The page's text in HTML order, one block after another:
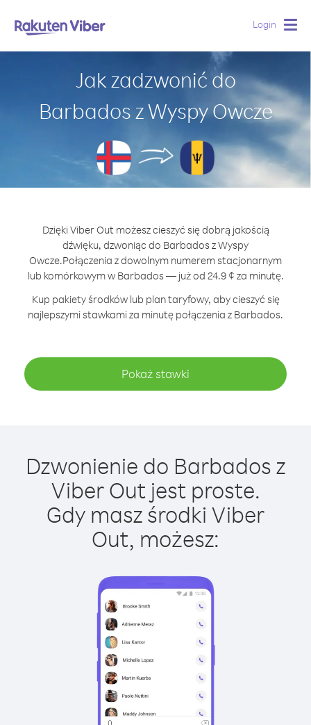
Login
Jak zadzwonić do
Barbados z Wyspy Owcze
Dzięki Viber Out możesz cieszyć się dobrą jakością
dźwięku, dzwoniąc do Barbados z Wyspy
Owcze.Połączenia z dowolnym numerem stacjonarnym
lub komórkowym w Barbados — już od 24.9 ¢ za minutę.
Kup pakiety środków lub plan taryfowy, aby cieszyć się
najlepszymi stawkami za minutę połączenia z Barbados.
Pokaż stawki
Dzwonienie do Barbados z
Viber Out jest proste.
Gdy masz środki Viber
Out, możesz: